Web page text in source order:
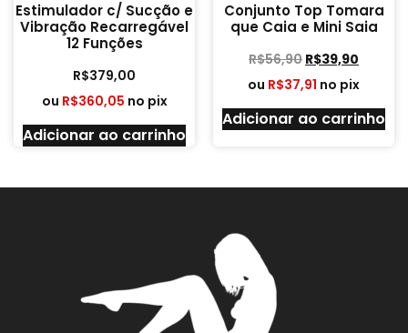
Estimulador c/ Sucção e
Vibração Recarregável
12 Funções
R$379,00
ou R$360,05 no pix
Adicionar ao carrinho
Conjunto Top Tomara
que Caia e Mini Saia
R$56,90 R$39,90
ou R$37,91 no pix
Adicionar ao carrinho